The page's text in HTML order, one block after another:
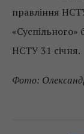
правління
НСТУ 31 січня.
Фото: